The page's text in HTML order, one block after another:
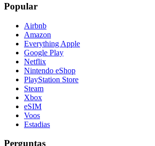
Popular
Airbnb
Amazon
Everything Apple
Google Play
Netflix
Nintendo eShop
PlayStation Store
Steam
Xbox
eSIM
Voos
Estadias
Perguntas